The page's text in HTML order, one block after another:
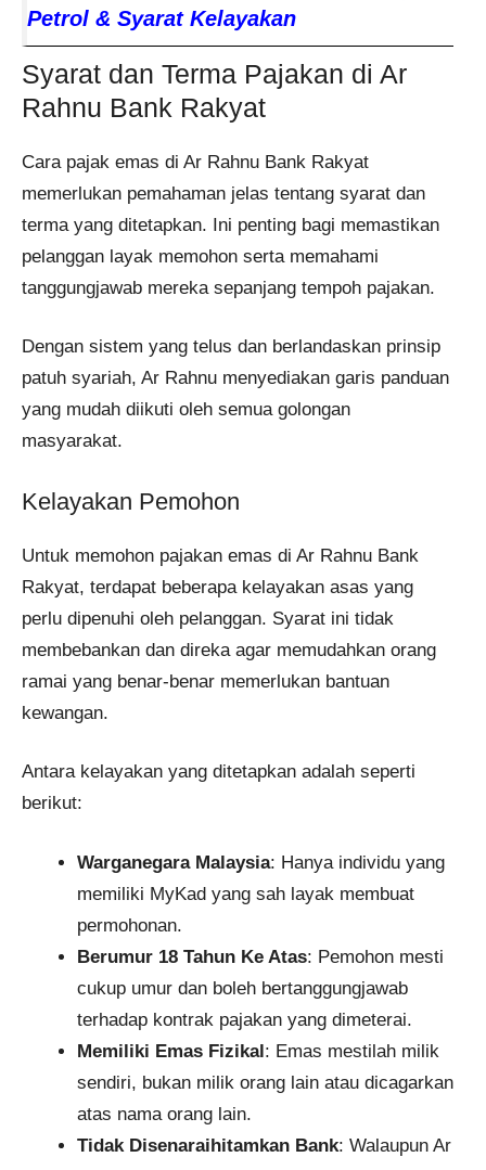
Petrol & Syarat Kelayakan
Syarat dan Terma Pajakan di Ar
Rahnu Bank Rakyat
Cara pajak emas di Ar Rahnu Bank Rakyat
memerlukan pemahaman jelas tentang syarat dan
terma yang ditetapkan. Ini penting bagi memastikan
pelanggan layak memohon serta memahami
tanggungjawab mereka sepanjang tempoh pajakan.
Dengan sistem yang telus dan berlandaskan prinsip
patuh syariah, Ar Rahnu menyediakan garis panduan
yang mudah diikuti oleh semua golongan
masyarakat.
Kelayakan Pemohon
Untuk memohon pajakan emas di Ar Rahnu Bank
Rakyat, terdapat beberapa kelayakan asas yang
perlu dipenuhi oleh pelanggan. Syarat ini tidak
membebankan dan direka agar memudahkan orang
ramai yang benar-benar memerlukan bantuan
kewangan.
Antara kelayakan yang ditetapkan adalah seperti
berikut:
Warganegara Malaysia: Hanya individu yang
memiliki MyKad yang sah layak membuat
permohonan.
Berumur 18 Tahun Ke Atas: Pemohon mesti
cukup umur dan boleh bertanggungjawab
terhadap kontrak pajakan yang dimeterai.
Memiliki Emas Fizikal: Emas mestilah milik
sendiri, bukan milik orang lain atau dicagarkan
atas nama orang lain.
Tidak Disenaraihitamkan Bank: Walaupun Ar